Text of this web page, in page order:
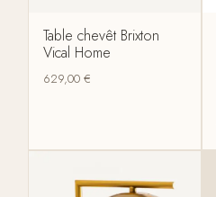
Table chevêt Brixton
Vical Home
629,00€